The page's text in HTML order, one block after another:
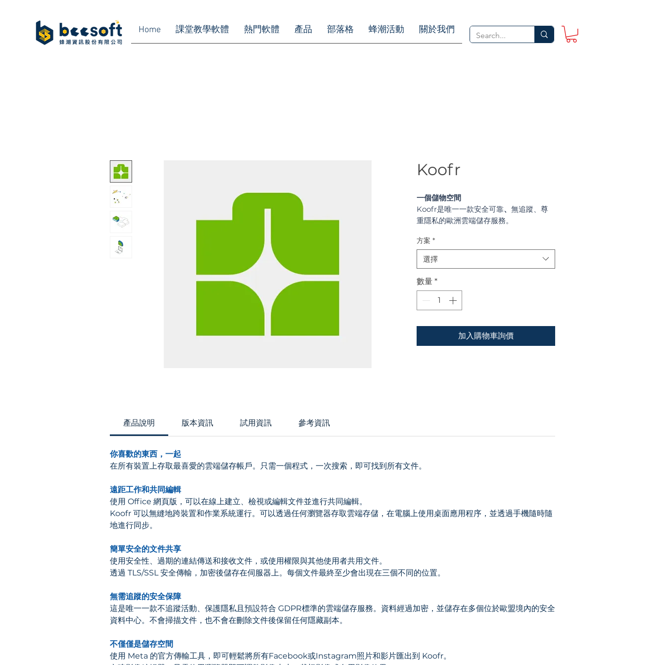
Home 課堂教學軟體 熱門軟體 產品 部落格 蜂潮活動 關於我們
Koofr
一個儲物空間
Koofr是唯一一款安全可靠、 無追蹤、尊
重隱私的歐洲雲端儲存服務。
方案 *
選擇
數量 *
加入購物車詢價
產品說明 版本資訊 試用資訊 參考資訊
你喜歡的東西，一起
在所有裝置上存取最喜愛的雲端儲存帳戶。只需一個程式，一次搜索，即可找到所有文件。
遠距工作和共同編輯
使用 Office 網頁版，可以在線上建立、檢視或編輯文件並進行共同編輯。
Koofr 可以無縫地跨裝置和作業系統運行。可以透過任何瀏覽器存取雲端存儲，在電腦上使用桌面應用程序，並透過手機隨時隨
地進行同步。
簡單安全的文件共享
使用安全性、過期的連結傳送和接收文件，或使用權限與其他使用者共用文件。
透過 TLS/SSL 安全傳輸，加密後儲存在伺服器上。每個文件最終至少會出現在三個不同的位置。
無需追蹤的安全保障
這是唯一一款不追蹤活動、保護隱私且預設符合 GDPR標準的雲端儲存服務。資料經過加密，並儲存在多個位於歐盟境內的安全
資料中心。不會掃描文件，也不會在刪除文件後保留任何隱藏副本。
不僅僅是儲存空間
使用 Meta 的官方傳輸工具，即可輕鬆將所有Facebook或Instagram照片和影片匯出到 Koofr。